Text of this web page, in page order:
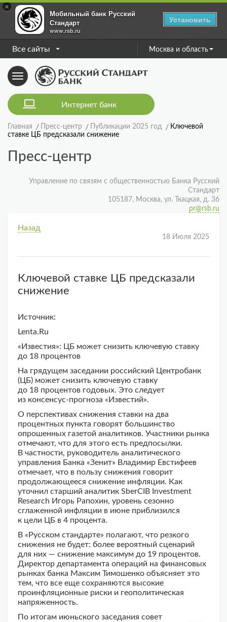
×
Мобильный банк Русский
Стандарт
www.rsb.ru
Установить
Все сайты Москва и область
Toggle
navigation
Интернет банк
Главная Пресс-центр Публикации 2025 год
Ключевой
ставке ЦБ предсказали снижение
Пресс-центр
Управление по связям с общественностью Банка Русский
Стандарт
105187, Москва, ул. Ткацкая, д. 36
pr@rsb.ru
Назад
18 Июля 2025
Ключевой ставке ЦБ предсказали
снижение
Источник:
Lenta.Ru
«Известия»: ЦБ может снизить ключевую ставку
до 18 процентов
На грядущем заседании российский Центробанк
(ЦБ) может снизить ключевую ставку
до 18 процентов годовых. Это следует
из консенсус-прогноза «Известий».
О перспективах снижения ставки на два
процентных пункта говорят большинство
опрошенных газетой аналитиков. Участники рынка
отмечают, что для этого есть предпосылки.
В частности, руководитель аналитического
управления Банка «Зенит» Владимир Евстифеев
отмечает, что в пользу снижения говорит
продолжающееся снижение инфляции. Как
уточнил старший аналитик SberCIB Investment
Research Игорь Рапохин, уровень сезонно
сглаженной инфляции в июне приблизился
к цели ЦБ в 4 процента.
В «Русском стандарте» полагают, что резкого
снижения не будет: более вероятный сценарий
для них — снижение максимум до 19 процентов.
Директор департамента операций на финансовых
рынках банка Максим Тимошенко объясняет это
тем, что все еще сохраняются высокие
проинфляционные риски и геополитическая
напряженность.
По итогам июньского заседания совет